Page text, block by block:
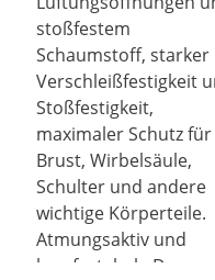
Auswahl Ihrer Größe
verwenden.
stoßfestem
Schaumstoff, starker
Verschleißfestigkeit
Stoßfestigkeit,
maximaler Schutz für
Brust, Wirbelsäule,
Schulter und andere
wichtige Körperteile.
Atmungsaktiv und
komfortabel - Das